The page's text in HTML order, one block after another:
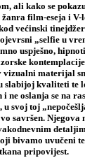
ali kako se
film-eseja i V-
većinski
„selfie u
uspješno,
vizualni materijal
slabijoj kvaliteti te
ne oslanja se na
svoj toj
savršen. Njegova
bivamo uvučeni
pripovijest.